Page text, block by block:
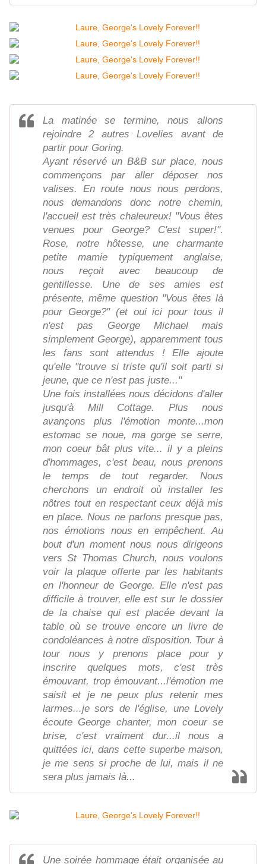
La matinée se termine, nous allons
rejoindre 2 autres Lovelies avant de
partir pour Goring.
Ayant réservé un B&B sur place, nous
commençons par aller déposer nos
valises. En route nous nous perdons,
nous demandons donc notre chemin,
l'accueil est très chaleureux! "Vous êtes
venues pour George? C'est super!".
Rose, notre hôtesse, une charmante
petite mamie typiquement anglaise,
nous reçoit avec beaucoup de
gentillesse. Une de ses amies est
présente, même question "Vous êtes là
pour George?" (et oui ici pour tous il
n'est pas George Michael mais
simplement George), apparemment tous
les fans sont attendus ! Elle ajoute
qu'elle "trouve si triste qu'il soit parti si
jeune, que ce n'est pas juste..."
Une fois installées nous décidons d'aller
jusqu'à Mill Cottage. Plus nous
avançons plus l'émotion monte...mon
estomac se noue, ma gorge se serre,
mon coeur bât plus vite... il y a pleins
d'hommages, c'est beau, nous prenons
le temps de tout regarder. Nous
cherchons un endroit où installer les
nôtres tout en respectant ceux déjà mis
en place. Nous ne parlons presque pas,
nos émotions nous en empêchent. Au
bout d'un moment nous nous dirigeons
vers St Thomas Church, nous voulons
voir la plaque offerte par les habitants
en l'honneur de George. Elle n'est pas
difficile à trouver, elle est sur le dossier
de la chaise qui est placée devant la
table où se trouve encore un livre de
condoléances à notre disposition. Tour à
tour nous y prenons place pour y
inscrire quelques mots, c'est très
émouvant, trop émouvant...l'émotion me
saisit et je ne peux plus retenir mes
larmes...je sors de l'église, une Lovely
écoute George chanter, mon coeur se
brise, c'est vraiment dur...il nous a
quittées ici, dans cette superbe maison,
je me sens si proche de lui, mais il ne
sera plus jamais là...
Une soirée hommage était organisée au